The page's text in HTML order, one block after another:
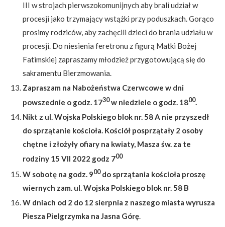
III w strojach pierwszokomunijnych aby brali udział w
procesji jako trzymający wstążki przy poduszkach. Gorąco
prosimy rodziców, aby zachęcili dzieci do brania udziału w
procesji. Do niesienia feretronu z figurą Matki Bożej
Fatimskiej zapraszamy młodzież przygotowującą się do
sakramentu Bierzmowania.
Zapraszam na Nabożeństwa Czerwcowe w dni
powszednie o godz. 1730w niedziele o godz. 1800.
Nikt z ul. Wojska Polskiego blok nr. 58 A nie przyszedł
do sprzątanie kościoła. Kościół posprzątały 2 osoby
chętne i złożyły ofiary na kwiaty, Masza św. za te
rodziny 15 VII 2022 godz 700
W sobotę na godz. 900do sprzątania kościoła proszę
wiernych zam. ul. Wojska Polskiego blok nr. 58 B
W dniach od 2 do 12 sierpnia z naszego miasta wyrusza
Piesza Pielgrzymka na Jasna Górę.